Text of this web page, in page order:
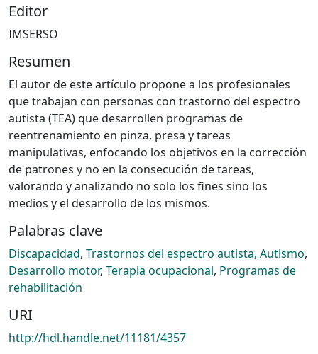
Editor
IMSERSO
Resumen
El autor de este artículo propone a los profesionales
que trabajan con personas con trastorno del espectro
autista (TEA) que desarrollen programas de
reentrenamiento en pinza, presa y tareas
manipulativas, enfocando los objetivos en la corrección
de patrones y no en la consecución de tareas,
valorando y analizando no solo los fines sino los
medios y el desarrollo de los mismos.
Palabras clave
Discapacidad, Trastornos del espectro autista, Autismo,
Desarrollo motor, Terapia ocupacional, Programas de
rehabilitación
URI
http://hdl.handle.net/11181/4357